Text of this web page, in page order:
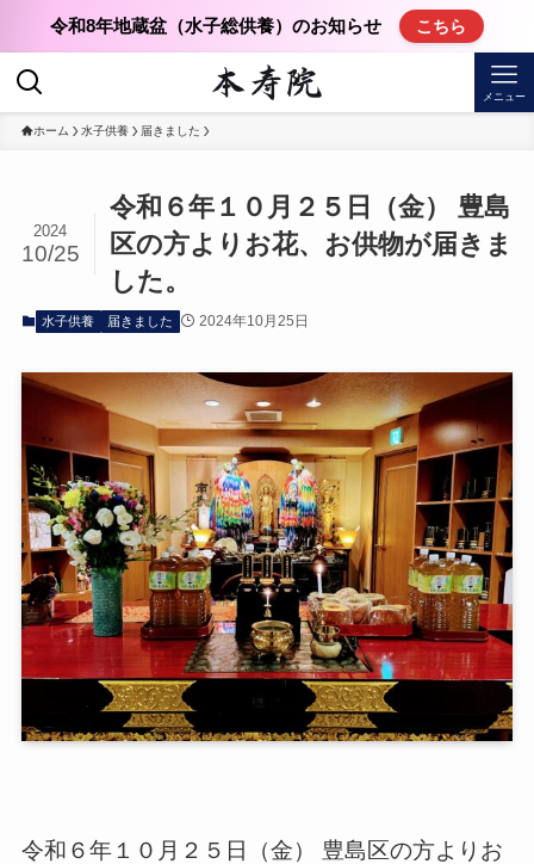
令和8年地蔵盆（水子総供養）のお知らせ こちら
メニュー
ホーム 水子供養 届きました
令和６年１０月２５日（金） 豊島
区の方よりお花、お供物が届きま
した。
2024
10/25
水子供養 届きました 2024年10月25日
令和６年１０月２５日（金） 豊島区の方よりお